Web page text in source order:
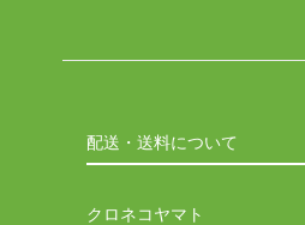
配送・送料について
クロネコヤマト